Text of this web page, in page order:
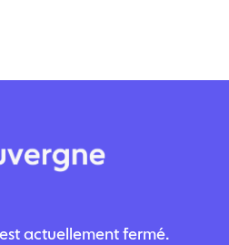
actuellement fermé.